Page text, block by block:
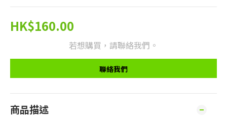
HK$160.00
若想購買，請聯絡我們。
聯絡我們
商品描述